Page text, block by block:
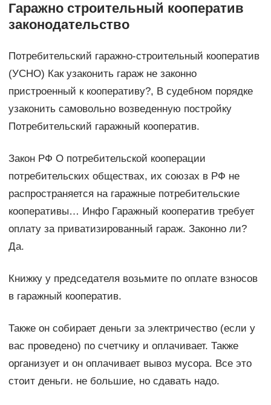
Гаражно строительный кооператив
законодательство
Потребительский гаражно-строительный кооператив
(УСНО) Как узаконить гараж не законно
пристроенный к кооперативу?, В судебном порядке
узаконить самовольно возведенную постройку
Потребительский гаражный кооператив.
Закон РФ О потребительской кооперации
потребительских обществах, их союзах в РФ не
распространяется на гаражные потребительские
кооперативы… Инфо Гаражный кооператив требует
оплату за приватизированный гараж. Законно ли?
Да.
Книжку у председателя возьмите по оплате взносов
в гаражный кооператив.
Также он собирает деньги за электричество (если у
вас проведено) по счетчику и оплачивает. Также
организует и он оплачивает вывоз мусора. Все это
стоит деньги. не большие, но сдавать надо.